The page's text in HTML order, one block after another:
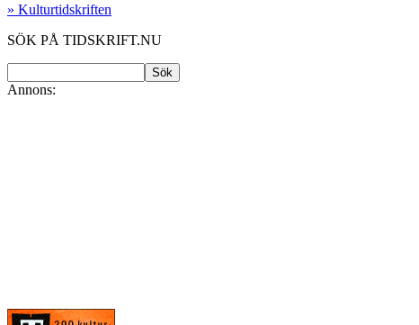
» Kulturtidskriften
SÖK PÅ TIDSKRIFT.NU
Annons: